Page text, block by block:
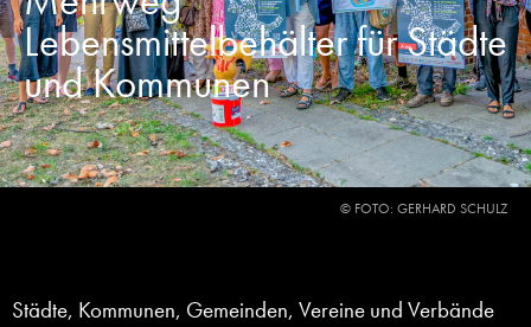
Lebensmittelbehälter für Städte
und Kommunen
© FOTO: GERHARD SCHULZ
Städte, Kommunen, Gemeinden, Vereine und Verbände